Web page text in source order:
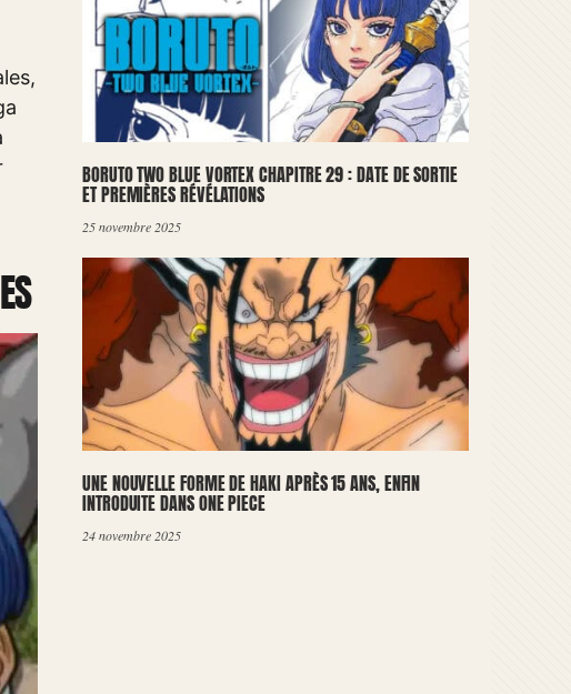
BORUTO TWO BLUE VORTEX CHAPITRE 29 : DATE DE SORTIE
ET PREMIÈRES RÉVÉLATIONS
25 novembre 2025
UNE NOUVELLE FORME DE HAKI APRÈS 15 ANS, ENFIN
INTRODUITE DANS ONE PIECE
24 novembre 2025